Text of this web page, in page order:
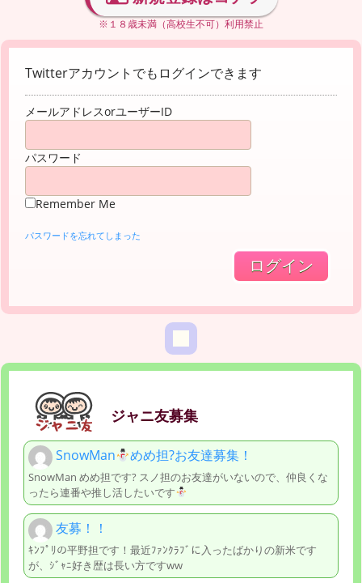
※１８歳未満（高校生不可）利用禁止
Twitterアカウントでもログインできます
メールアドレスorユーザーID
パスワード
Remember Me
パスワードを忘れてしまった
ジャニ友募集
SnowMan めめ担?お友達募集！
SnowMan めめ担です? スノ担のお友達がいないので、仲良くな
ったら連番や推し活したいです
友募！！
ｷﾝﾌﾟﾘの平野担です！最近ﾌｧﾝｸﾗﾌﾞに入ったばかりの新米です
が、ｼﾞｬﾆ好き歴は長い方ですww